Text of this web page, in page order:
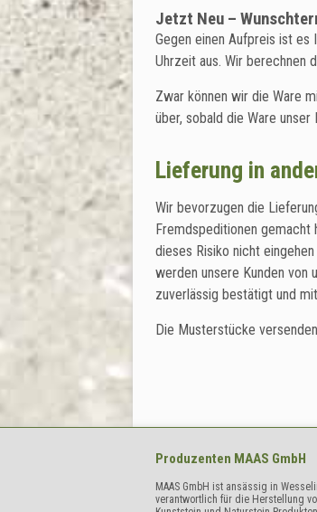
Jetzt Neu –
Gegen einen Aufpreis ist es
Uhrzeit aus. Wir berechnen
Zwar können wir die Ware
über, sobald die Ware unser
Lieferung in
Wir bevorzugen die
Fremdspeditionen gemacht
dieses Risiko nicht
werden unsere Kunden von
zuverlässig bestätigt und
Die Musterstücke
Produzenten MAAS GmbH
MAAS GmbH ist ansässig in
verantwortlich für die Herstellung